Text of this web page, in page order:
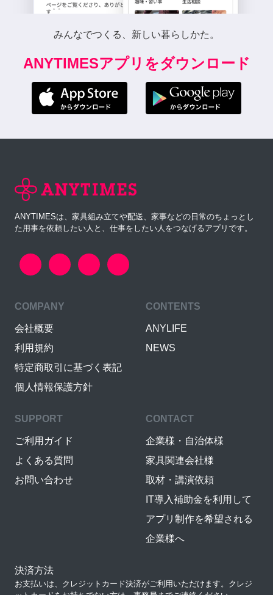
みんなでつくる、新しい暮らしかた。
ANYTIMESアプリをダウンロード
ANYTIMESは、家具組み立てや配送、家事などの日常のちょっとし
た用事を依頼したい人と、仕事をしたい人をつなげるアプリです。
COMPANY
会社概要
利用規約
特定商取引に基づく表記
個人情報保護方針
CONTENTS
ANYLIFE
NEWS
SUPPORT
ご利用ガイド
よくある質問
お問い合わせ
CONTACT
企業様・自治体様
家具関連会社様
取材・講演依頼
IT導入補助金を利用して
アプリ制作を希望される
企業様へ
決済方法
お支払いは、クレジットカード決済がご利用いただけます。クレジ